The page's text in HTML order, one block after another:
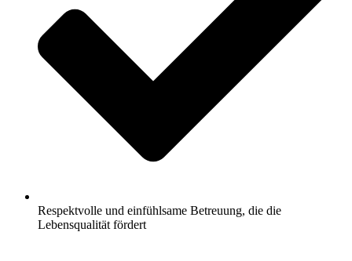
Respektvolle und einfühlsame Betreuung, die die
Lebensqualität fördert